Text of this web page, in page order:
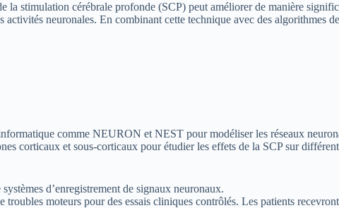
la stimulation cérébrale profonde (SCP) peut améliorer de manière
neuronales. En combinant cette technique avec des algorithmes
comme NEURON et NEST pour modéliser les réseaux
corticaux et sous-corticaux pour étudier les effets de la SCP sur
d’enregistrement de signaux neuronaux.
moteurs pour des essais cliniques contrôlés. Les patients